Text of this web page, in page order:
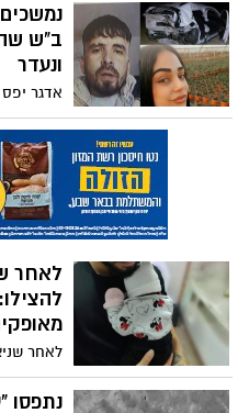
משאיות
ב"ש
ונעדר
אדגר
בשנה
נהרגה
בו שהה
אחריו
לאחר
לאחר
שנרצח
רמי
נתפסו